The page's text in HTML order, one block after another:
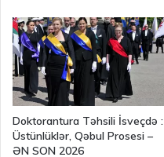
Doktorantura Təhsili İsveçdə :
Üstünlüklər, Qəbul Prosesi –
ƏN SON 2026